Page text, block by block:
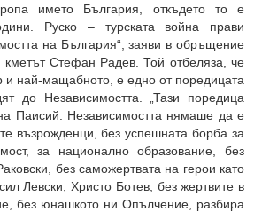
името България, откъдето то е
Руско – турската война прави
на България“, заяви в обръщение
кметът Стефан Радев. Той отбеляза, че
и най-мащабното, е едно от поредицата
до Независимостта. „Тази поредица
Паисий. Независимостта нямаше да е
възрожденци, без успешната борба за
за национално образование, без
без саможертвата на герои като
Левски, Христо Ботев, без жертвите в
без юнашкото ни Опълчение, разбира